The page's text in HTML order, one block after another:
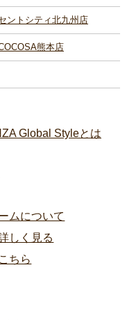
ントシティ北九州店
熊本店